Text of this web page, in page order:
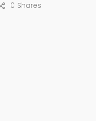
Shares
0